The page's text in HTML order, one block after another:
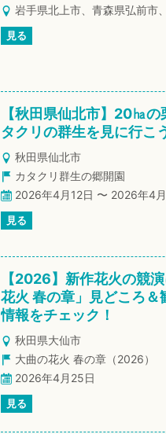
岩手県北上市、青森県弘前市
見る
【秋田県仙北市】20㏊
タクリの群生を見に行こ
秋田県仙北市
カタクリ群生の郷開園
2026年4月12日 〜 2026年4
見る
【2026】新作花火の競
花火 春の章」見どころ＆
情報をチェック！
秋田県大仙市
大曲の花火 春の章（2026）
2026年4月25日
見る